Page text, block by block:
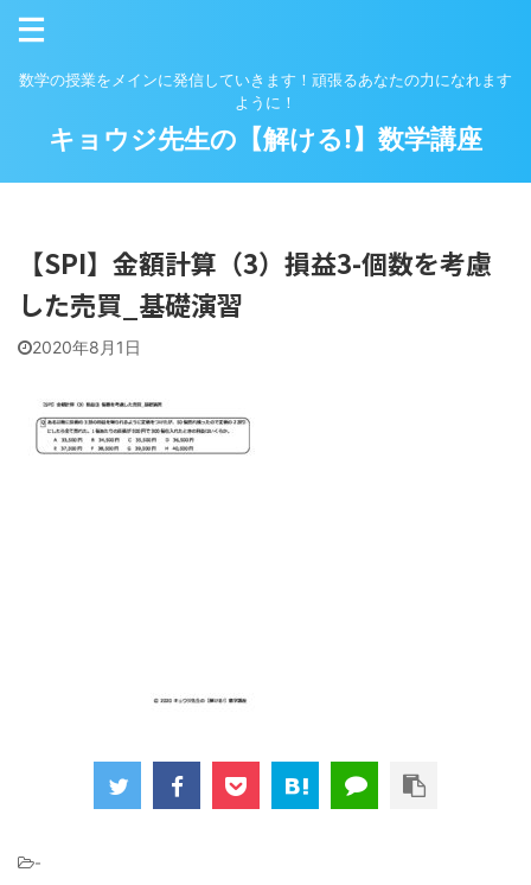
数学の授業をメインに発信していきます！頑張るあなたの力になれます
ように！
キョウジ先生の【解ける!】数学講座
【SPI】金額計算（3）損益3-個数を考慮
した売買_基礎演習
2020年8月1日
-